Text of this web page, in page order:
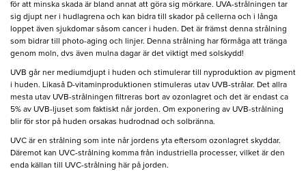
för att minska skada är bland annat att göra sig mörkare. UVA-strålningen tar
sig djupt ner i hudlagrena och kan bidra till skador på cellerna och i långa
loppet även sjukdomar såsom cancer i huden. Det är främst denna strålning
som bidrar till photo-aging och linjer. Denna strålning har förmåga att tränga
genom moln, dvs även mulna dagar är det viktigt med solskydd!
UVB går ner mediumdjupt i huden och stimulerar till nyproduktion av pigment
i huden. Likaså D-vitaminproduktionen stimuleras utav UVB-strålar. Det allra
mesta utav UVB-strålningen filtreras bort av ozonlagret och det är endast ca
5% av UVB-ljuset som faktiskt når jorden. Om exponering av UVB-strålning
blir för stor på huden orsakas hudrodnad och solbränna.
UVC är en strålning som inte når jordens yta eftersom ozonlagret skyddar.
Däremot kan UVC-strålning komma från industriella processer, vilket är den
enda källan till UVC-strålning här på jorden.